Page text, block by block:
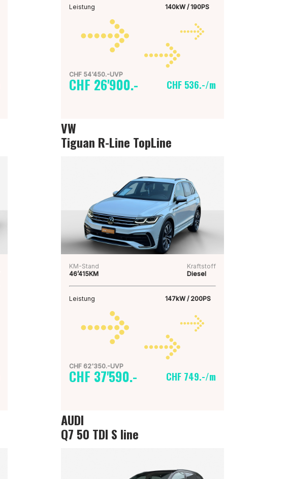
Leistung 140kW / 190PS
CHF 54'450.-UVP
CHF 26'900.- CHF 536.-/m
VW
Tiguan R-Line TopLine
KM-Stand
46’415KM
Kraftstoff
Diesel
Leistung 147kW / 200PS
CHF 62'350.-UVP
CHF 37'590.- CHF 749.-/m
AUDI
Q7 50 TDI S line